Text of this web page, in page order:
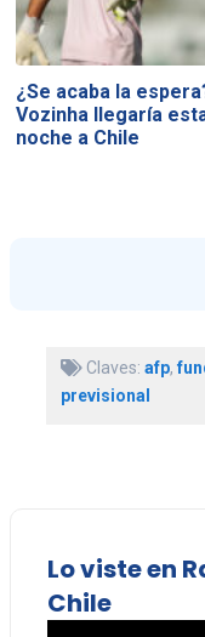
¿Se acaba la
Vozinha llegaría
noche a Chile
Claves: afp,
previsional
Lo viste en
Chile